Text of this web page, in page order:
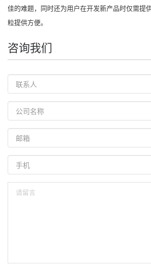
佳的难题，同时还为用户在开发新产品时仅需提
粒提供方便。
咨询我们